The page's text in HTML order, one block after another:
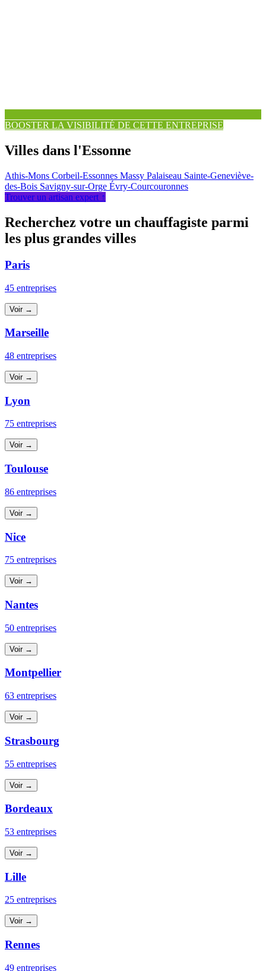
BOOSTER LA VISIBILITÉ DE CETTE ENTREPRISE
Villes dans l'Essonne
Athis-Mons Corbeil-Essonnes Massy Palaiseau Sainte-Geneviève-
des-Bois Savigny-sur-Orge Évry-Courcouronnes
Trouver un artisan expert ↑
Recherchez votre un chauffagiste parmi
les plus grandes villes
Paris
45 entreprises
Voir →
Marseille
48 entreprises
Voir →
Lyon
75 entreprises
Voir →
Toulouse
86 entreprises
Voir →
Nice
75 entreprises
Voir →
Nantes
50 entreprises
Voir →
Montpellier
63 entreprises
Voir →
Strasbourg
55 entreprises
Voir →
Bordeaux
53 entreprises
Voir →
Lille
25 entreprises
Voir →
Rennes
49 entreprises